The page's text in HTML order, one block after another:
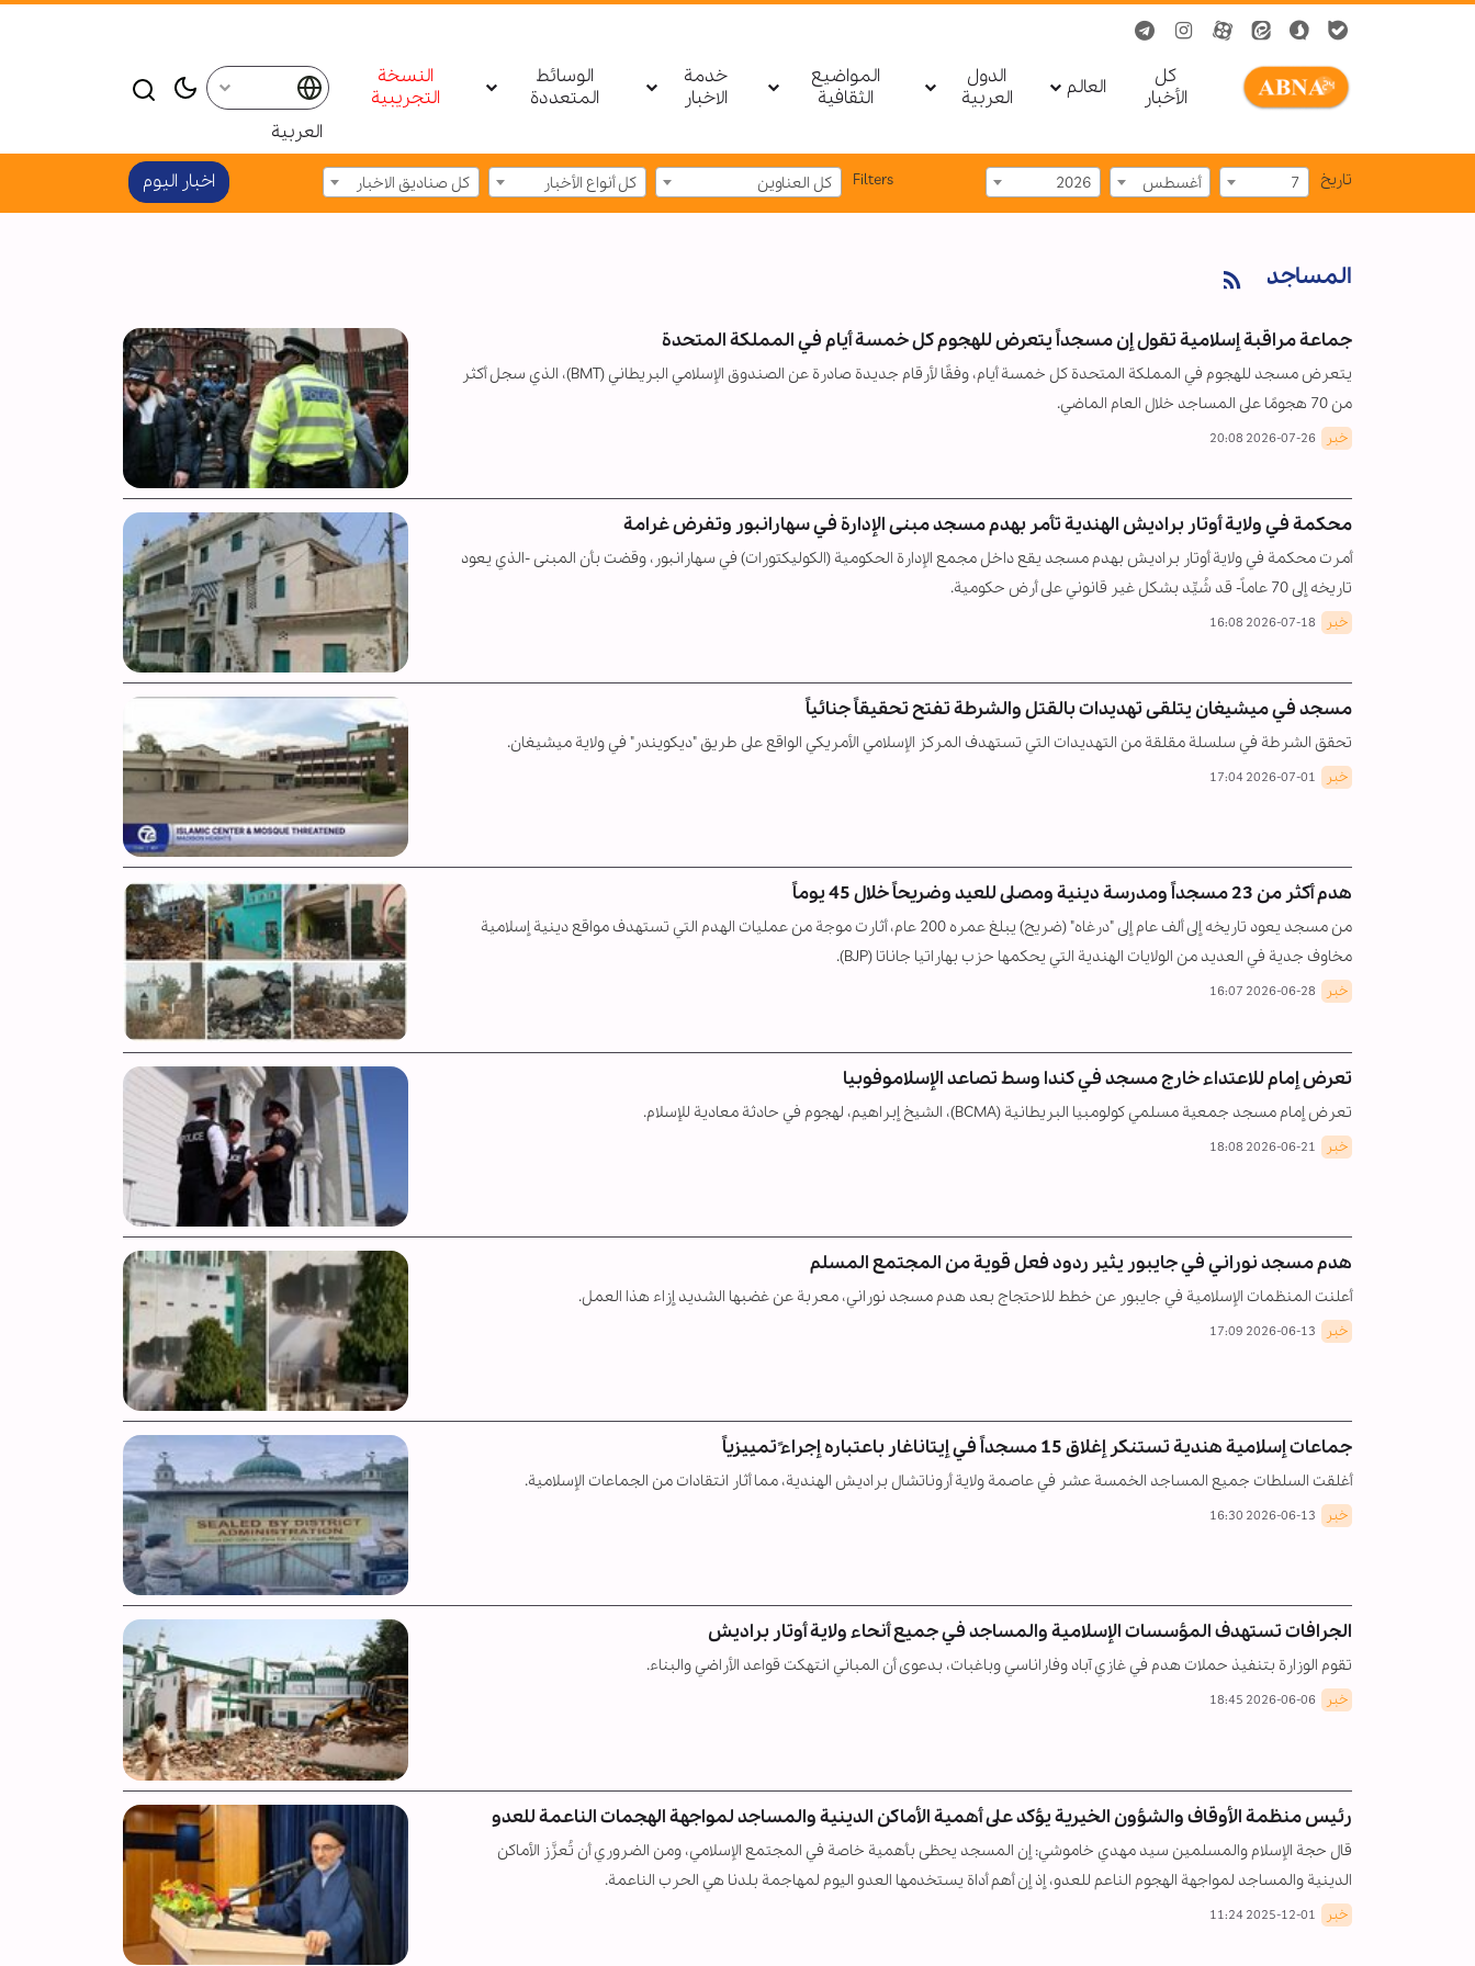
کل
الأخبار
العالم
الدول
العربیة
المواضيع
الثقافية
خدمة
الاخبار
الوسائط
المتعددة
النسخة
التجريبية
العربية
تاریخ 7 أغسطس 2026
Filters كل العناوين كل أنواع الأخبار كل صناديق الاخبار اخبار الیوم
المساجد
جماعة مراقبة إسلامية تقول إن مسجداً يتعرض للهجوم كل خمسة أيام في المملكة المتحدة
يتعرض مسجد للهجوم في المملكة المتحدة كل خمسة أيام، وفقًا لأرقام جديدة صادرة عن الصندوق الإسلامي البريطاني (BMT)، الذي سجل أكثر
من 70 هجومًا على المساجد خلال العام الماضي.
خبر 2026-07-26 20:08
محكمة في ولاية أوتار براديش الهندية تأمر بهدم مسجد مبنى الإدارة في سهارانبور وتفرض غرامة
أمرت محكمة في ولاية أوتار براديش بهدم مسجد يقع داخل مجمع الإدارة الحكومية (الكوليكتورات) في سهارانبور، وقضت بأن المبنى -الذي يعود
تاريخه إلى 70 عاماً- قد شُيِّد بشكل غير قانوني على أرض حكومية.
خبر 2026-07-18 16:08
مسجد في ميشيغان يتلقى تهديدات بالقتل والشرطة تفتح تحقيقاً جنائياً
تحقق الشرطة في سلسلة مقلقة من التهديدات التي تستهدف المركز الإسلامي الأمريكي الواقع على طريق "ديكويندر" في ولاية ميشيغان.
خبر 2026-07-01 17:04
هدم أكثر من 23 مسجداً ومدرسة دينية ومصلى للعيد وضريحاً خلال 45 يوماً
من مسجد يعود تاريخه إلى ألف عام إلى "درغاه" (ضريح) يبلغ عمره 200 عام، أثارت موجة من عمليات الهدم التي تستهدف مواقع دينية إسلامية
مخاوف جدية في العديد من الولايات الهندية التي يحكمها حزب بهاراتيا جاناتا (BJP).
خبر 2026-06-28 16:07
تعرض إمام للاعتداء خارج مسجد في كندا وسط تصاعد الإسلاموفوبيا
تعرض إمام مسجد جمعية مسلمي كولومبيا البريطانية (BCMA)، الشيخ إبراهيم، لهجوم في حادثة معادية للإسلام.
خبر 2026-06-21 18:08
هدم مسجد نوراني في جايبور يثير ردود فعل قوية من المجتمع المسلم
أعلنت المنظمات الإسلامية في جايبور عن خطط للاحتجاج بعد هدم مسجد نوراني، معربة عن غضبها الشديد إزاء هذا العمل.
خبر 2026-06-13 17:09
جماعات إسلامية هندية تستنكر إغلاق 15 مسجداً في إيتاناغار باعتباره إجراءً تمييزياً
أغلقت السلطات جميع المساجد الخمسة عشر في عاصمة ولاية أروناتشال براديش الهندية، مما أثار انتقادات من الجماعات الإسلامية.
خبر 2026-06-13 16:30
الجرافات تستهدف المؤسسات الإسلامية والمساجد في جميع أنحاء ولاية أوتار براديش
تقوم الوزارة بتنفيذ حملات هدم في غازي آباد وفاراناسي وباغبات، بدعوى أن المباني انتهكت قواعد الأراضي والبناء.
خبر 2026-06-06 18:45
رئيس منظمة الأوقاف والشؤون الخيرية يؤكد على أهمية الأماكن الدينية والمساجد لمواجهة الهجمات الناعمة للعدو
قال حجة الإسلام والمسلمين سيد مهدي خاموشي: إن المسجد يحظى بأهمية خاصة في المجتمع الإسلامي، ومن الضروري أن تُعزَّز الأماكن
الدينية والمساجد لمواجهة الهجوم الناعم للعدو، إذ إن أهم أداة يستخدمها العدو اليوم لمهاجمة بلدنا هي الحرب الناعمة.
خبر 2025-12-01 11:24